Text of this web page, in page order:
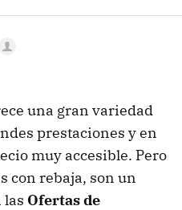
una gran variedad
prestaciones y en
muy accesible. Pero
con rebaja, son un
las Ofertas de